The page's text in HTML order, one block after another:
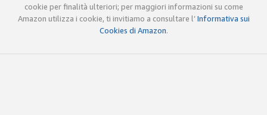
cookie per finalità ulteriori; per maggiori informazioni su come
Amazon utilizza i cookie, ti invitiamo a consultare l’Informativa sui
Cookies di Amazon.